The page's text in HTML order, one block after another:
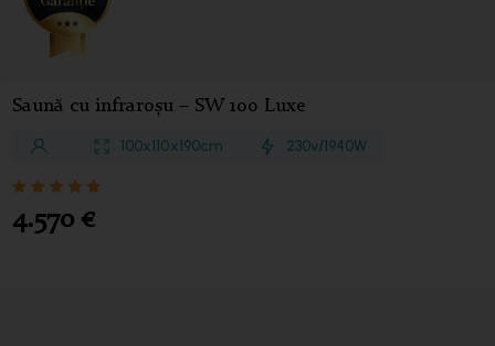
Saună cu infraroșu – SW 100 Luxe
100 x 110 x190cm 230v/1940 W
4.570 €